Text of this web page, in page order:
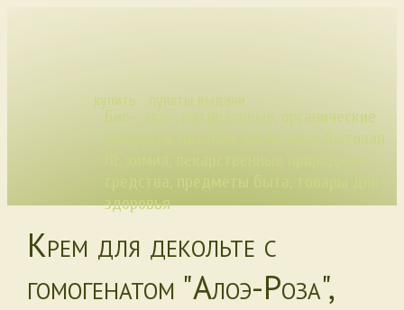
купить пункты выдачи
Био-, эко-, натуральные, органические
продукты питания, косметика, бытовая
здоровья
Крем для декольте с
гомогенатом "Алоэ-Роза",